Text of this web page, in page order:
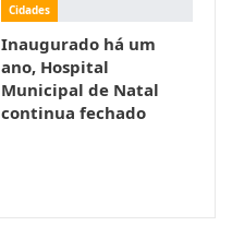
Cidades
Inaugurado há um
ano, Hospital
Municipal de Natal
continua fechado